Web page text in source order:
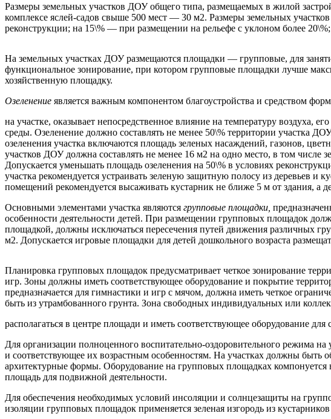
Размеры земельных участков ДОУ общего типа, размещаемых в жилой
комплексе яслей-садов свыше 500 мест — 30 м2. Размеры земельных
реконструкции; на 15\% — при размещении на рельефе с уклоном более
На земельных участках ДОУ размещаются площадки — групповые, для
функциональное зонирование, при котором групповые площадки лучше
хозяйственную площадку.
Озеленение является важным компонентом благоустройства и средством
на участке, оказывает непосредственное влияние на температуру воздуха,
среды. Озеленение должно составлять не менее 50\% территории участка
озеленения участка включаются площадь зеленых насаждений, газонов,
участков ДОУ должна составлять не менее 16 м2 на одно место, в том числе
Допускается уменьшать площадь озеленения на 50\% в условиях
участка рекомендуется устраивать зеленую защитную полосу из деревьев
помещений рекомендуется высаживать кустарник не ближе 5 м от здания, а
Основными элементами участка являются групповые площадки,
особенности деятельности детей. При размещении групповых площадок
площадкой, должны исключаться пересечения путей движения различных
м2. Допускается игровые площадки для детей дошкольного возраста
Планировка групповых площадок предусматривает четкое зонирование
игр. Зоны должны иметь соответствующее оборудование и покрытие
предназначается для гимнастики и игр с мячом, должна иметь четкое
быть из утрамбованного грунта. Зона свободных индивидуальных или
располагаться в центре площади и иметь соответствующее оборудование
Для организации полноценного воспитательно-оздоровительного режима
и соответствующее их возрастным особенностям. На участках должны
архитектурные формы. Оборудование на групповых площадках
площадь для подвижной деятельности.
Для обеспечения необходимых условий инсоляции и солнцезащиты на
изоляции групповых площадок применяется зеленая изгородь из